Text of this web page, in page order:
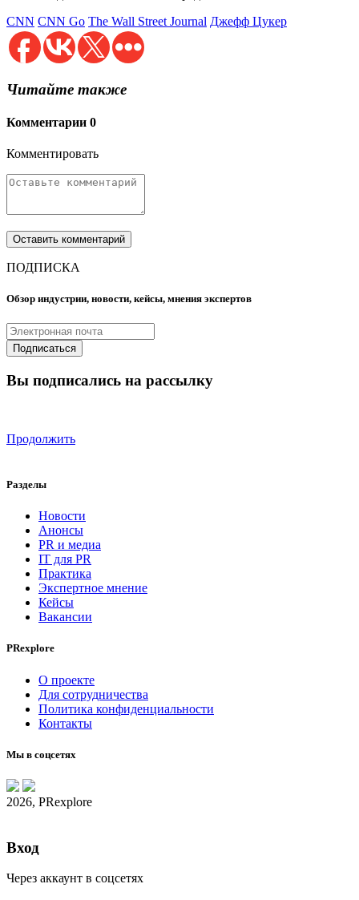
CNN CNN Go The Wall Street Journal Джефф Цукер
Читайте также
Комментарии 0
Комментировать
ПОДПИСКА
Обзор индустрии, новости, кейсы, мнения экспертов
Вы подписались на рассылку
Продолжить
Разделы
Новости
Анонсы
PR и медиа
IT для PR
Практика
Экспертное мнение
Кейсы
Вакансии
PRexplore
О проекте
Для сотрудничества
Политика конфиденциальности
Контакты
Мы в соцсетях
2026, PRexplore
Вход
Через аккаунт в соцсетях